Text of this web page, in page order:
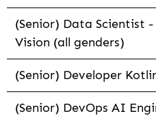
(Senior) Data Scientist
Vision (all genders)
(Senior) Developer
(Senior) DevOps AI